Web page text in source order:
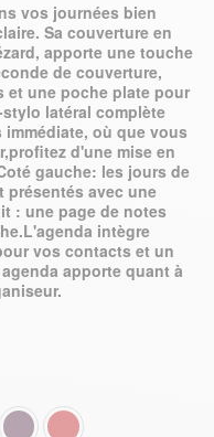
vos journées bien
Sa couverture en
apporte une touche
de couverture,
et une poche plate pour
latéral complète
où que vous
d'une mise en
gauche: les jours de
présentés avec une
: une page de notes
intègre
vos contacts et un
apporte quant à